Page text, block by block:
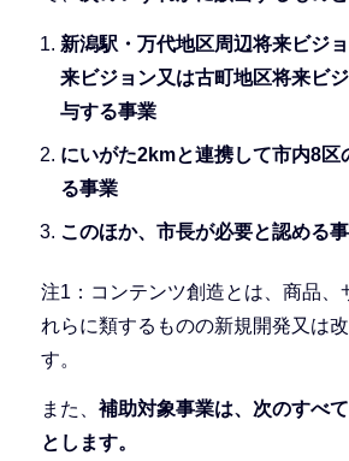
新潟駅・万代地区周辺将来ビジ
来ビジョン又は古町地区将来ビ
与する事業
にいがた2kmと連携して市内8区
る事業
このほか、市長が必要と認める
注1：コンテンツ創造とは、商品、
れらに類するものの新規開発又は
す。
また、 補助対象事業は、次のすべ
とします。